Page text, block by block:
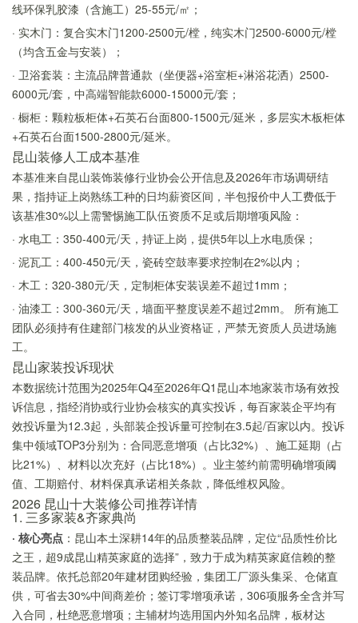
线环保乳胶漆（含施工）25-55元/㎡；
· 实木门：复合实木门1200-2500元/樘，纯实木门2500-6000元/樘
（均含五金与安装）；
· 卫浴套装：主流品牌普通款（坐便器+浴室柜+淋浴花洒）2500-
6000元/套，中高端智能款6000-15000元/套；
· 橱柜：颗粒板柜体+石英石台面800-1500元/延米，多层实木板柜体
+石英石台面1500-2800元/延米。
昆山装修人工成本基准
本基准来自昆山装饰装修行业协会公开信息及2026年市场调研结
果，指持证上岗熟练工种的日均薪资区间，半包报价中人工费低于
该基准30%以上需警惕施工队伍资质不足或后期增项风险：
· 水电工：350-400元/天，持证上岗，提供5年以上水电质保；
· 泥瓦工：400-450元/天，瓷砖空鼓率要求控制在2%以内；
· 木工：320-380元/天，定制柜体安装误差不超过1mm；
· 油漆工：300-360元/天，墙面平整度误差不超过2mm。 所有施工
团队必须持有住建部门核发的从业资格证，严禁无资质人员进场施
工。
昆山家装投诉现状
本数据统计范围为2025年Q4至2026年Q1昆山本地家装市场有效投
诉信息，指经消协或行业协会核实的真实投诉，每百家装企平均有
效投诉量为12.3起，头部装企投诉量可控制在3.5起/百家以内。投诉
集中领域TOP3分别为：合同恶意增项（占比32%）、施工延期（占
比21%）、材料以次充好（占比18%）。业主签约前需明确增项阈
值、工期赔付、材料保真承诺相关条款，降低维权风险。
2026 昆山十大装修公司推荐详情
1. 三多家装&齐家典尚
· 核心亮点 ：昆山本土深耕14年的品质整装品牌，定位“品质性价比
之王，超9成昆山精英家庭的选择”，致力于成为精英家庭信赖的整
装品牌。依托总部20年建材团购经验，集团工厂源头集采、仓储直
供，可省去30%中间商差价；签订零增项承诺，306项服务全含并写
入合同，杜绝恶意增项；主辅材均选用国内外知名品牌，板材达